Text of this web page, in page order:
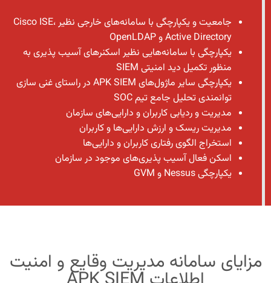
جامعیت و یکپارچگی با سامانه‌های خارجی نظیر Cisco ISE،
Active Directory و OpenLDAP
یکپارچگی با سامانه‌هایی نظیر اسکنرهای آسیب پذیری به
منظور تکمیل دید امنیتی SIEM
یکپارچگی سایر ماژول‌های APK SIEM در راستای غنی سازی
توانمندی تحلیل جامع تیم SOC
مدیریت و ردیابی کاربران و دارایی‌های سازمان
مدیریت ریسک و ارزش دارایی‌ها و کاربران
استخراج الگوی رفتاری کاربران و دارایی‌ها
اسکن فعال آسیب پذیری‌های موجود در سازمان
یکپارچگی Nessus و GVM
مزایای سامانه مدیریت وقایع و امنیت